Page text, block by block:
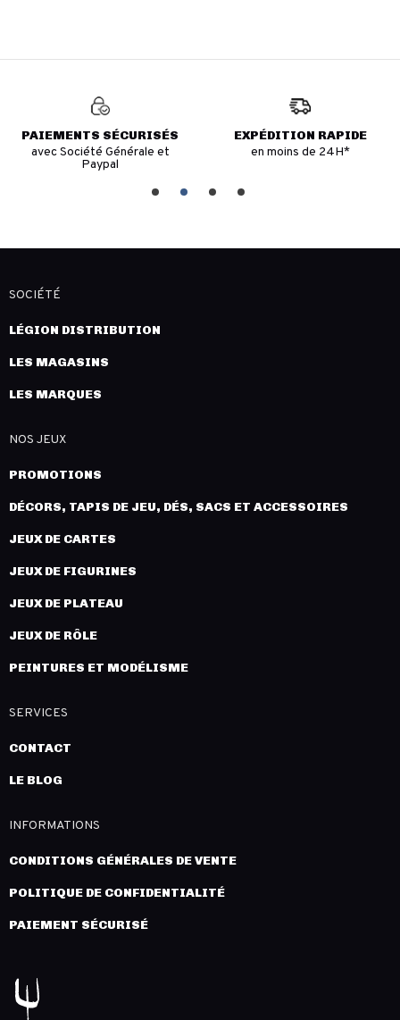
PAIEMENTS SÉCURISÉS
avec Société Générale et
Paypal
EXPÉDITION RAPIDE
en moins de 24H*
SOCIÉTÉ
LÉGION DISTRIBUTION
LES MAGASINS
LES MARQUES
NOS JEUX
PROMOTIONS
DÉCORS, TAPIS DE JEU, DÉS, SACS ET ACCESSOIRES
JEUX DE CARTES
JEUX DE FIGURINES
JEUX DE PLATEAU
JEUX DE RÔLE
PEINTURES ET MODÉLISME
SERVICES
CONTACT
LE BLOG
INFORMATIONS
CONDITIONS GÉNÉRALES DE VENTE
POLITIQUE DE CONFIDENTIALITÉ
PAIEMENT SÉCURISÉ